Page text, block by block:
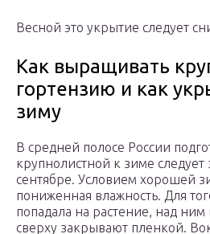
Весной это укрытие следует
Как выращивать
гортензию и как
зиму
В средней полосе России
крупнолистной к зиме следует
сентябре. Условием хорошей
пониженная влажность. Для
попадала на растение, над ним
сверху закрывают пленкой.